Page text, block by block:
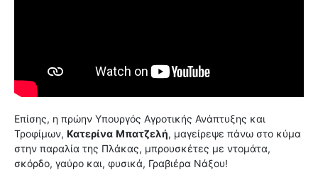
Επίσης, η πρώην Υπουργός Αγροτικής Ανάπτυξης και
Τροφίμων, Κατερίνα Μπατζελή, μαγείρεψε πάνω στο κύμα
στην παραλία της Πλάκας, μπρουσκέτες με ντομάτα,
σκόρδο, γαύρο και, φυσικά, Γραβιέρα Νάξου!